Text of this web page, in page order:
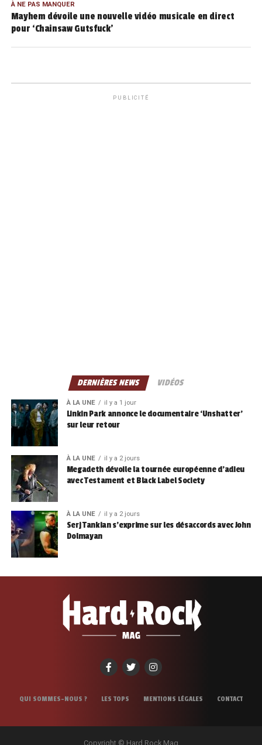
À NE PAS MANQUER
Mayhem dévoile une nouvelle vidéo musicale en direct
pour ‘Chainsaw Gutsfuck’
PUBLICITÉ
DERNIÈRES NEWS VIDÉOS
À LA UNE il y a 1 jour
Linkin Park annonce le documentaire ‘Unshatter’
sur leur retour
À LA UNE il y a 2 jours
Megadeth dévoile la tournée européenne d’adieu
avec Testament et Black Label Society
À LA UNE il y a 2 jours
Serj Tankian s’exprime sur les désaccords avec John
Dolmayan
QUI SOMMES-NOUS ? LES TOPS MENTIONS LÉGALES CONTACT
Copyright © Hard Rock Mag